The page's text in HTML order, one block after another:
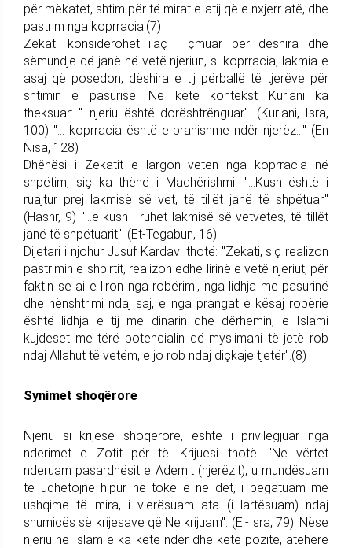
për mëkatet, shtim për të mirat e atij që e nxjerr atë, dhe
pastrim nga koprracia.(7)
Zekati konsiderohet ilaç i çmuar për dëshira dhe
sëmundje që janë në vetë njeriun, si koprracia, lakmia e
asaj që posedon, dëshira e tij përballë të tjerëve për
shtimin e pasurisë. Në këtë kontekst Kur'ani ka
theksuar: "...njeriu është dorështrënguar". (Kur'ani, Isra,
100) "... koprracia është e pranishme ndër njerëz..." (En
Nisa, 128)
Dhënësi i Zekatit e largon veten nga koprracia në
shpëtim, siç ka thënë i Madhërishmi: "...Kush është i
ruajtur prej lakmisë së vet, të tillët janë të shpëtuar."
(Hashr, 9) "...e kush i ruhet lakmisë së vetvetes, të tillët
janë të shpëtuarit". (Et-Tegabun, 16).
Dijetari i njohur Jusuf Kardavi thotë: "Zekati, siç realizon
pastrimin e shpirtit, realizon edhe lirinë e vetë njeriut, për
faktin se ai e liron nga robërimi, nga lidhja me pasurinë
dhe nënshtrimi ndaj saj, e nga prangat e kësaj robërie
është lidhja e tij me dinarin dhe dërhemin, e Islami
kujdeset me tërë potencialin që myslimani të jetë rob
ndaj Allahut të vetëm, e jo rob ndaj diçkaje tjetër".(8)
Synimet shoqërore
Njeriu si krijesë shoqërore, është i privilegjuar nga
nderimet e Zotit për të. Krijuesi thotë: "Ne vërtet
nderuam pasardhësit e Ademit (njerëzit), u mundësuam
të udhëtojnë hipur në tokë e në det, i begatuam me
ushqime të mira, i vlerësuam ata (i lartësuam) ndaj
shumicës së krijesave që Ne krijuam". (El-Isra, 79). Nëse
njeriu në Islam e ka këtë nder dhe këtë pozitë, atëherë